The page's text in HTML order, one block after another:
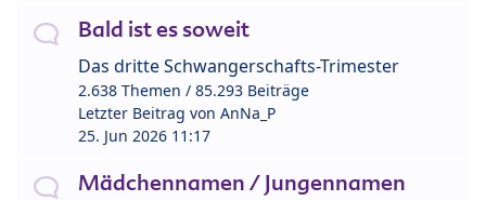
Bald ist es soweit
Das dritte Schwangerschafts-Trimester
2.638 Themen / 85.293 Beiträge
Letzter Beitrag von AnNa_P
25. Jun 2026 11:17
Mädchennamen / Jungennamen